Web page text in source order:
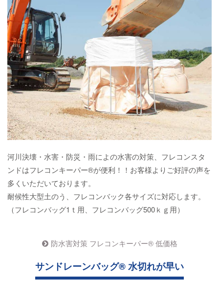
河川決壊・水害・防災・雨によの水害の対策、フレコンスタ
ンドはフレコンキーパー®が便利！！お客様よりご好評の声を
多くいただいております。
耐候性大型土のう、フレコンバック各サイズに対応します。
（フレコンバッグ1ｔ用、フレコンバッグ500ｋｇ用）
防水害対策 フレコンキーパー® 低価格
サンドレーンバッグ® 水切れが早い